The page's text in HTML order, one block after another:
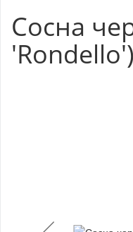
Сосна